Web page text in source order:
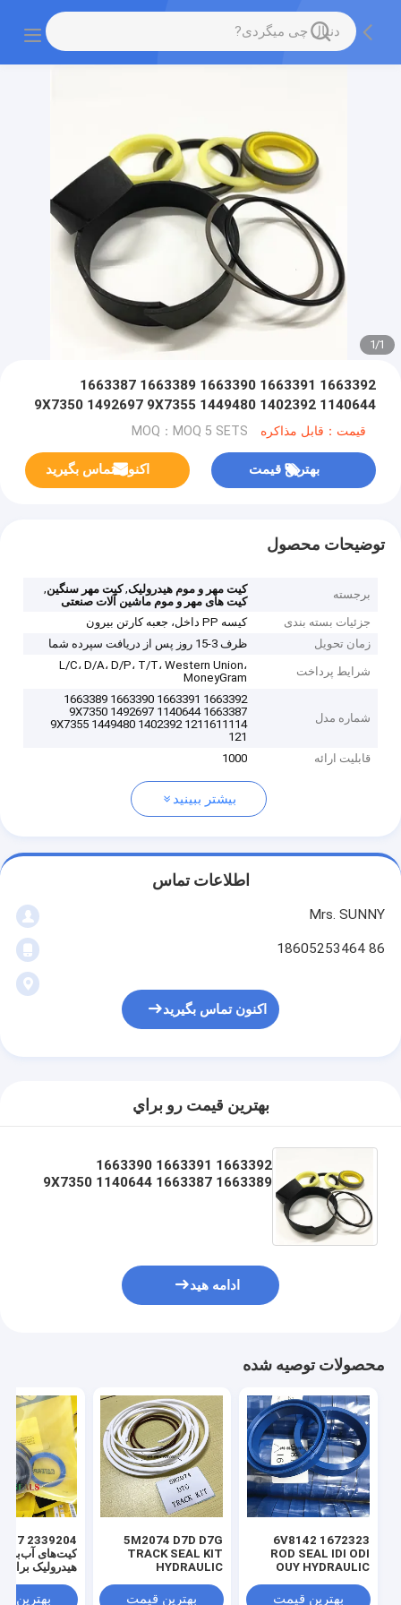
1
/
1
1663392 1663391 1663390 1663389 1663387
1140644 9X7350 1492697 9X7355 1449480 1402392
1211611114 1211611114
قیمت：قابل مذاکره MOQ：MOQ 5 SETS
بهترین قیمت اکنون تماس بگیرید
توضیحات محصول
برجسته کیت مهر و موم هیدرولیک,کیت مهر سنگین,
کیت های مهر و موم ماشین آلات صنعتی
جزئیات بسته بندی
کیسه PP داخل، جعبه کارتن بیرون
زمان تحویل
ظرف 3-15 روز پس از دریافت سپرده شما
شرایط پرداخت
L/C، D/A، D/P، T/T، Western Union،
MoneyGram
شماره مدل
1663392 1663391 1663390 1663389
1663387 1140644 9X7350 1492697
9X7355 1449480 1402392 1211611114
121
قابلیت ارائه
1000
بیشتر ببینید
اطلاعات تماس
Mrs. SUNNY
86 18605253464
اکنون تماس بگیرید
بهترين قيمت رو براي
1663392 1663391 1663390
1663389 1663387 1140644 9X7350
ادامه هید
محصولات توصیه شده
1672323 6V8142
ROD SEAL IDI ODI
OUY HYDRAULIC
بهترین قیمت
5M2074 D7D D7G
TRACK SEAL KIT
HYDRAULIC
SEAL KIT NBR
بهترین قیمت
کیت‌های
هیدرولیک برای
بهترین